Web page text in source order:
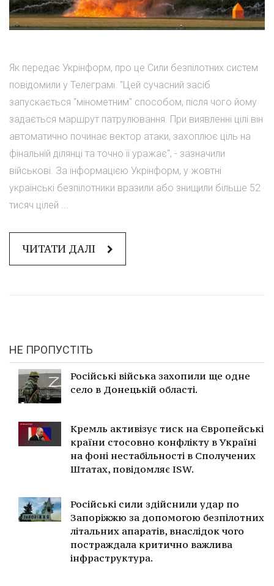
Як передає Укрінформ, про це Сили безпілотних систем
повідомили у Телеграмі. "Цей сучасний засіб
запускається "мінометним" способом, після чого йому
задається маршрут патрулювання. При виявленні цілі він
автоматично починає вектор атаки, захоплює ціль на
фінальній ділянці та точно її уражає", - зазначили
військові. За інформацією Укрінформ, у жовтні
українські безпілотники вразили або знищили більше 52
тисяч цілей ...
ЧИТАТИ ДАЛІ
НЕ ПРОПУСТІТЬ
Російські війська захопили ще одне
село в Донецькій області.
Кремль активізує тиск на Європейські
країни стосовно конфлікту в Україні
на фоні нестабільності в Сполучених
Штатах, повідомляє ISW.
Російські сили здійснили удар по
Запоріжжю за допомогою безпілотних
літальних апаратів, внаслідок чого
постраждала критично важлива
інфраструктура.